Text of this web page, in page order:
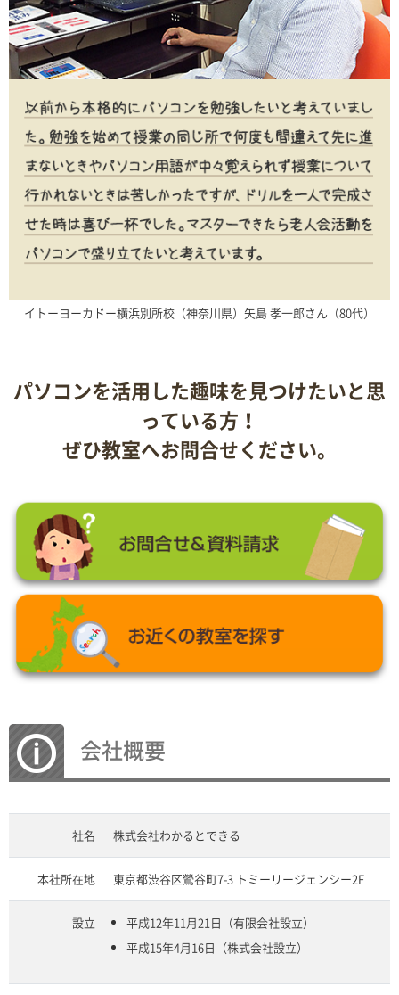
イトーヨーカドー横浜別所校（神奈川県）矢島 孝一郎さん（80代）
パソコンを活用した趣味を見つけたいと思
っている方！
ぜひ教室へお問合せください。
会社概要
社名 株式会社わかるとできる
本社所在地 東京都渋谷区鶯谷町7-3 トミーリージェンシー2F
設立
平成12年11月21日（有限会社設立）
平成15年4月16日（株式会社設立）